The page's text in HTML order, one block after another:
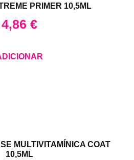
PRIMER 10,5ML
4,86 €
MULTIVITAMÍNICA COAT
10,5ML